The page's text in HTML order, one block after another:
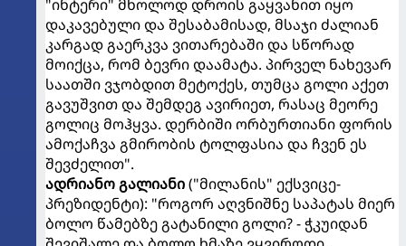
"ინტერი" მხოლოდ დროის გაყვანით იყო
დაკავებული და შესაბამისად, მსაჯი ძალიან
კარგად გაერკვა ვითარებაში და სწორად
მოიქცა, რომ ბევრი დაამატა. პირველ ნახევარ
საათში ვჯობდით მეტოქეს, თუმცა გოლი აქეთ
გავუშვით და შემდეგ ავირიეთ, რასაც მეორე
გოლიც მოჰყვა. დერბიში ორბურთიანი ფორის
ამოქაჩვა გმირობის ტოლფასია და ჩვენ ეს
შევძელით".
ადრიანო გალიანი("მილანის" ექსვიცე-
პრეზიდენტი): "როგორ აღვნიშნე საპატას მიერ
ბოლო წამებზე გატანილი გოლი? - ჭკუიდან